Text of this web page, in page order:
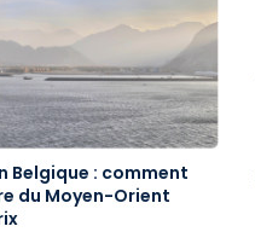
Belgique : comment
du Moyen-Orient